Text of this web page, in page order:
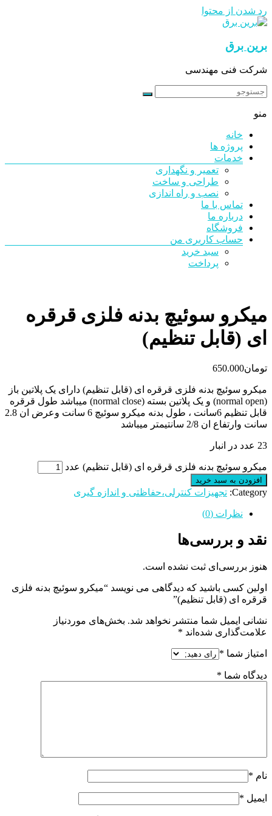
رد شدن از محتوا
برین برق
شرکت فنی مهندسی
منو
خانه
پروژه ها
خدمات
تعمیر و نگهداری
طراحی و ساخت
نصب و راه اندازی
تماس با ما
درباره ما
فروشگاه
حساب کاربری من
سبد خرید
پرداخت
میکرو سوئیچ بدنه فلزی قرقره
ای (قابل تنظیم)
تومان650.000
میکرو سوئیچ بدنه فلزی قرقره ای (قابل تنظیم) دارای یک پلاتین باز
(normal open) و یک پلاتین بسته (normal close) میباشد طول قرقره
قابل تنظیم 6سانت ، طول بدنه میکرو سوئیچ 6 سانت وعرض ان 2.8
سانت وارتفاع ان 2/8 سانتیمتر میباشد
23 عدد در انبار
میکرو سوئیچ بدنه فلزی قرقره ای (قابل تنظیم) عدد
افزودن به سبد خرید
Category: تجهیزات کنترلی،حفاظتی و اندازه گیری
نظرات (0)
نقد و بررسی‌ها
هنوز بررسی‌ای ثبت نشده است.
اولین کسی باشید که دیدگاهی می نویسد “میکرو سوئیچ بدنه فلزی
قرقره ای (قابل تنظیم)”
نشانی ایمیل شما منتشر نخواهد شد. بخش‌های موردنیاز
علامت‌گذاری شده‌اند *
امتیاز شما *
دیدگاه شما *
نام *
ایمیل *